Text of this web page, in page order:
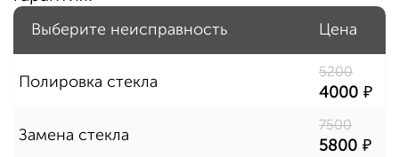
Выберите неисправность Цена
Полировка стекла
5200
4000
Замена стекла
7500
5800